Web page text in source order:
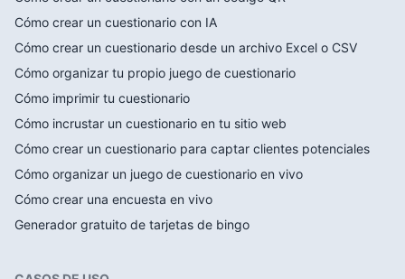
Cómo crear un cuestionario con IA
Cómo crear un cuestionario desde un archivo Excel o CSV
Cómo organizar tu propio juego de cuestionario
Cómo imprimir tu cuestionario
Cómo incrustar un cuestionario en tu sitio web
Cómo crear un cuestionario para captar clientes potenciales
Cómo organizar un juego de cuestionario en vivo
Cómo crear una encuesta en vivo
Generador gratuito de tarjetas de bingo